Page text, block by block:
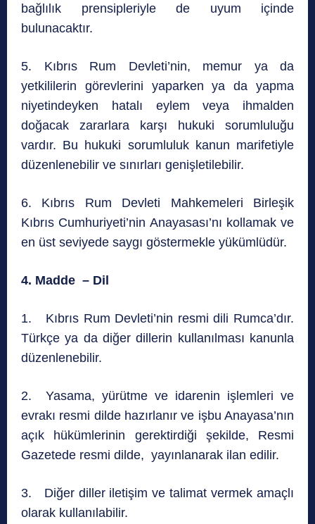
bağlılık prensipleriyle de uyum içinde
bulunacaktır.
5. Kıbrıs Rum Devleti’nin, memur ya da
yetkililerin görevlerini yaparken ya da yapma
niyetindeyken hatalı eylem veya ihmalden
doğacak zararlara karşı hukuki sorumluluğu
vardır. Bu hukuki sorumluluk kanun marifetiyle
düzenlenebilir ve sınırları genişletilebilir.
6. Kıbrıs Rum Devleti Mahkemeleri Birleşik
Kıbrıs Cumhuriyeti’nin Anayasası’nı kollamak ve
en üst seviyede saygı göstermekle yükümlüdür.
4. Madde – Dil
1. Kıbrıs Rum Devleti’nin resmi dili Rumca’dır.
Türkçe ya da diğer dillerin kullanılması kanunla
düzenlenebilir.
2. Yasama, yürütme ve idarenin işlemleri ve
evrakı resmi dilde hazırlanır ve işbu Anayasa’nın
açık hükümlerinin gerektirdiği şekilde, Resmi
Gazetede resmi dilde, yayınlanarak ilan edilir.
3. Diğer diller iletişim ve talimat vermek amaçlı
olarak kullanılabilir.